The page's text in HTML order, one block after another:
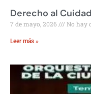
Derecho al
7 de mayo, 2026 No hay
Leer más »